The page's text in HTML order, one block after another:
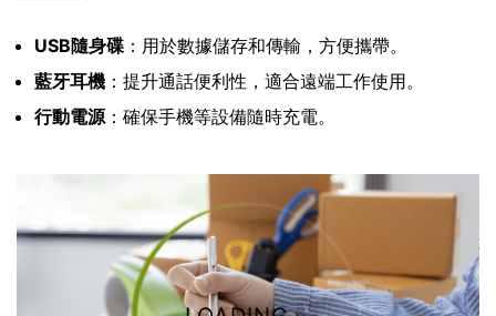
USB隨身碟 ：用於數據儲存和傳輸，方便攜帶。
藍牙耳機 ：提升通話便利性，適合遠端工作使用。
行動電源：確保手機等設備隨時充電。